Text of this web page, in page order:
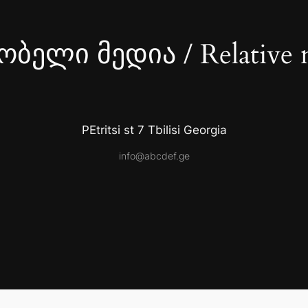
მედია / Relative
PEtritsi st 7 Tbilisi Georgia
info@abcdef.ge